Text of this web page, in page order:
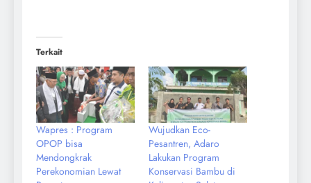
Terkait
Wapres : Program
OPOP bisa
Mendongkrak
Perekonomian Lewat
Wujudkan Eco-
Pesantren, Adaro
Lakukan Program
Konservasi Bambu di